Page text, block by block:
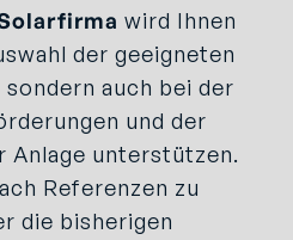
wird Ihnen
der geeigneten
auch bei der
und der
Anlage unterstützen.
Referenzen zu
die bisherigen